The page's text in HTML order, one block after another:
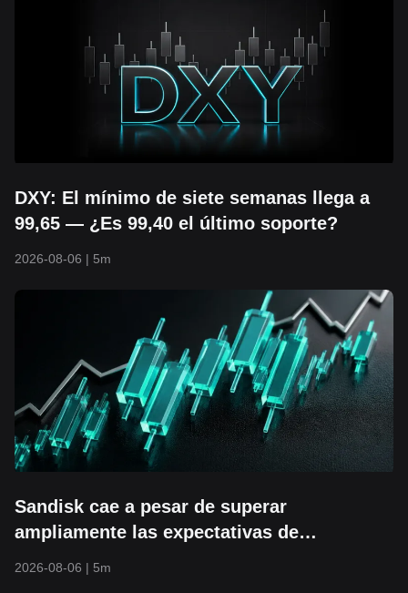
DXY: El mínimo de siete semanas llega a
99,65 — ¿Es 99,40 el último soporte?
2026-08-06 | 5m
Sandisk cae a pesar de superar
ampliamente las expectativas de
2026-08-06 | 5m